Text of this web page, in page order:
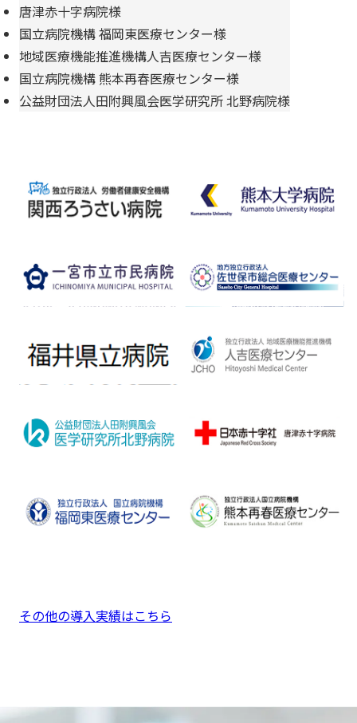
唐津赤十字病院様
国立病院機構 福岡東医療センター様
地域医療機能推進機構人吉医療センター様
国立病院機構 熊本再春医療センター様
公益財団法人田附興風会医学研究所 北野病院様
その他の導入実績はこちら